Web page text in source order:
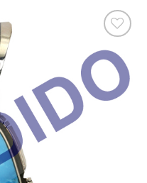
Añadir
a la
lista de
deseos